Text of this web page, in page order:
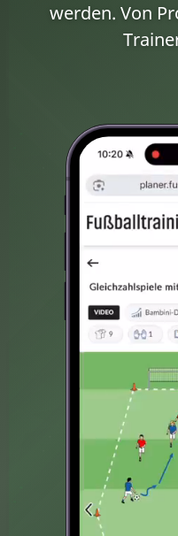
werden. Von